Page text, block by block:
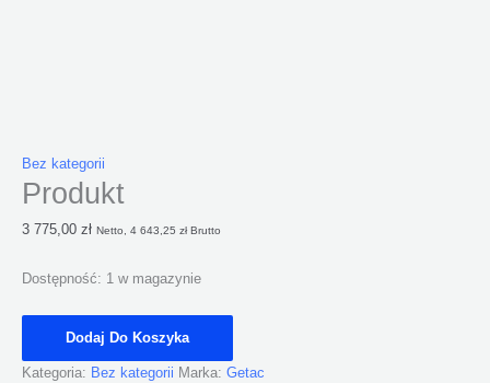
Bez kategorii
Produkt
3 775,00 zł Netto, 4 643,25 zł Brutto
Dostępność: 1 w magazynie
Dodaj Do Koszyka
Kategoria: Bez kategorii Marka: Getac